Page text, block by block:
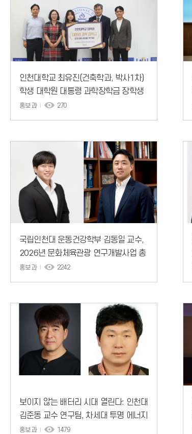
인천대학교 최유진(건축학과, 박사1차)
학생 대학원 대통령 과학장학금 장학생
선발
홍보과 270
국립인천대 운동건강학부 김동일 교수,
2026년 문화체육관광 연구개발사업 총
27억 규모의 신규과제 선정
홍보과 2242
보이지 않는 배터리 시대 열린다: 인천대
김준동 교수 연구팀, 차세대 투명 에너지
저장 기술 제시
홍보과 1479